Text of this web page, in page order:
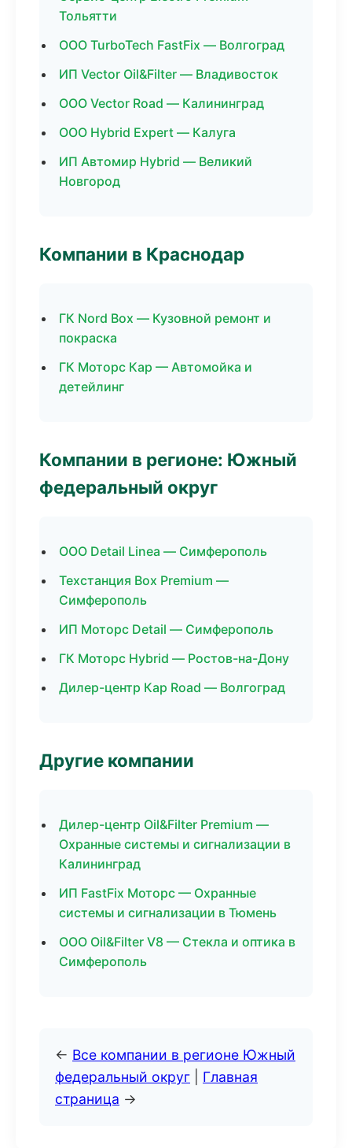
Тольятти
ООО TurboTech FastFix — Волгоград
ИП Vector Oil&Filter — Владивосток
ООО Vector Road — Калининград
ООО Hybrid Expert — Калуга
ИП Автомир Hybrid — Великий
Новгород
Компании в Краснодар
ГК Nord Box — Кузовной ремонт и
покраска
ГК Моторс Кар — Автомойка и
детейлинг
Компании в регионе: Южный
федеральный округ
ООО Detail Linea — Симферополь
Техстанция Box Premium —
Симферополь
ИП Моторс Detail — Симферополь
ГК Моторс Hybrid — Ростов-на-Дону
Дилер-центр Кар Road — Волгоград
Другие компании
Дилер-центр Oil&Filter Premium —
Охранные системы и сигнализации в
Калининград
ИП FastFix Моторс — Охранные
системы и сигнализации в Тюмень
ООО Oil&Filter V8 — Стекла и оптика в
Симферополь
← Все компании в регионе Южный
федеральный округ
Главная
страница →